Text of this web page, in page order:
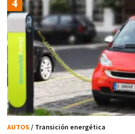
AUTOS / Transición energética